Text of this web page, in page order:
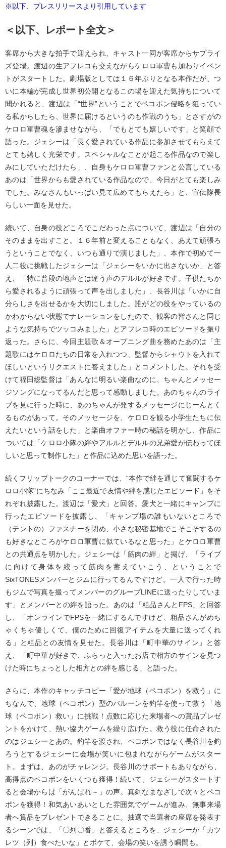
※以下、プレスリリースより引用しています
＜以下、レポート全文＞
客席から大きな拍手で迎えられ、キャスト一同が客席からサプライ
ズ登場。渡辺の生アフレコも交えながらケロロ軍曹も加わりイベン
トがスタートした。劇場版としては１６年ぶりとなる本作だが、つ
いに本編が完成し世界初公開となるこの場を迎えた気持ちについて
聞かれると、渡辺は「“世界”ということでペコポン侵略を狙ってい
る私からしたら、世界に届けるというのも作戦のうち」とさすがの
ケロロ軍曹魂を滲ませながら、「でもとても嬉しいです」と笑顔で
語った。ジェシーは「長く愛されている作品に参加させてもらえて
とても嬉しく光栄です。スペシャルなことが起こる作品なので楽し
みにしていただけたら」、自身もケロロ軍曹ファンと公言している
あのは「世界からも愛されている作品なので、今日がとても楽しみ
でした。みなさんもいっぱい見て広めてもらえたら」と、宣伝隊長
らしい一面を見せた。
続いて、自身の役どころでこだわった点について、渡辺は「自分の
そのままを出すこと。１６年前と変えることもなく、あえて頑張ろ
うということでなく、いつも通りで演じました」、本作で初めて一
人二役に挑戦したジェシーは「ジェシーをいかに出さないか」と答
え、「特に普段の地声とは違う声のデルルが好きです。子供たちか
ら愛されるように頑張って声を出しました」、長谷川は「いかに自
分らしさを出せるかを大切にしました。誰がどの役をやっているの
かわからない状態でナレーションをしたので、観客の皆さんと同じ
ような気持ちでツッコみました」とアフレコ時のエピソードを振り
返った。さらに、今回主題歌＆オープニング曲を務めたあのは「主
題歌にはケロロたちの日常を入れつつ、監督からシャウトを入れて
ほしいというリクエストに答えました」とコメントした。それを受
けて福田総監督は「あんなに明るい楽曲なのに、ちゃんとメッセー
ジソングになってるんだと思って感動しました。あのちゃんのライ
ブを見に行った時に、あのちゃんが発するメッセージにじーんとく
るものがあって。そのメッセージを、ケロロを観る小学生たちに伝
えたいという話をした」と楽曲オファー時の秘話を明かし、作品に
ついては「ケロロ小隊の絆やアルルとデルルの兄弟愛が伝わってほ
しいと思って制作した」と作品に込めた思いを語った。
続くフリップトークのコーナーでは、“本作で絆を通じて奮闘するケ
ロロ小隊”にちなみ「ここ最近で友情や絆を感じたエピソード」をそ
れぞれ披露した。渡辺は「愛犬」と回答。愛犬と一緒にキャンプに
行ったエピソードを披露し、「キャンプ場の誰もいないところで
（テントの）ファスナーを閉め、小さな秘密基地でこそこそするの
も好きなところがケロロ軍曹に似ているなと思った」とケロロ軍曹
との共通点を明かした。ジェシーは「筋肉の絆」と掲げ、「ライブ
に向けて身体を絞って筋肉を蓄えていこう、ということで
SixTONESメンバーとジムに行ってるんですけど。一人で行った時
もジムで写真を撮ってメンバーのグループLINEに送ったりしていま
す」とメンバーとの絆を語った。あのは「粗品さんとFPS」と回答
し、「オンラインでFPSを一緒にするんですけど、粗品さんがめち
ゃくちゃ優しくて、僕のために回復アイテムを大量に送ってくれ
る」と粗品との友情を見せた。長谷川は「町中華のサイン」と答
え、「町中華が好きで、ふらっと入ったお店で相方のサインを見つ
けた時にちょっとした相方との絆を感じる」と語った。
さらに、本作のキャッチコピー「愛が地球（ペコポン）を救う」に
ちなんで、地球（ペコポン）型のバルーンを釣竿を使って救う「地
球（ペコポン）救い」に挑戦！点数に応じた来場者への賞品プレゼ
ントをかけて、熱い協力ゲームを繰り広げた。救う役に任命された
のはジェシーとあの。釣竿を渡され、ペコポンではなく長谷川を釣
ろうとするジェシーに会場が笑いに包まれながらゲームがスター
ト。まずは、あのがチャレンジ。長谷川のサポートもありながら、
高得点のペコポンをいくつも獲得！続いて、ジェシーがスタートす
ると会場からは「がんばれ～」の声。真剣なまなざしで次々とペコ
ポンを獲得！和気あいあいとした雰囲気でゲームが進み、無事来場
者へ賞品をプレゼントできることに。抽選で当選者の座席を発表す
るシーンでは、「〇列〇番」と答えるところを、ジェシーが「カツ
レツ（列）食べたいな」とボケて、会場の笑いを誘う瞬間も。